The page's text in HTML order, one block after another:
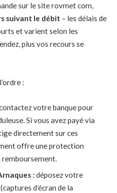
sur le site rovmet com,
suivant le débit – les délais de
et varient selon les
plus vos recours se
:
votre banque pour
Si vous avez payé via
directement sur ces
offre une protection
remboursement.
: déposez votre
d’écran de la